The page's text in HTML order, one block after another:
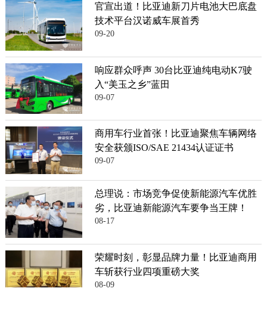
官宣出道！比亚迪新刀片电池大巴底盘
技术平台汉诺威车展首秀
09-20
响应群众呼声 30台比亚迪纯电动K7驶
入“美玉之乡”蓝田
09-07
商用车行业首张！比亚迪聚焦车辆网络
安全获颁ISO/SAE 21434认证证书
09-07
总理说：市场竞争促使新能源汽车优胜
劣，比亚迪新能源汽车要争当王牌！
08-17
荣耀时刻，彰显品牌力量！比亚迪商用
车斩获行业四项重磅大奖
08-09